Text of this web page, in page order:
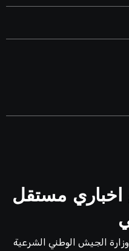
اخباري مستقل
الجيش الوطني الشرعية